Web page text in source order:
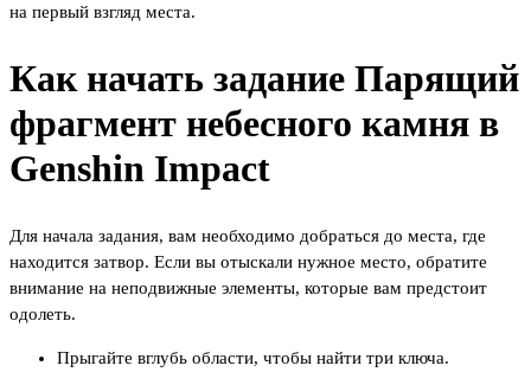
на первый взгляд места.
Как начать задание Парящий
фрагмент небесного камня в
Genshin Impact
Для начала задания, вам необходимо добраться до места, где
находится затвор. Если вы отыскали нужное место, обратите
внимание на неподвижные элементы, которые вам предстоит
одолеть.
Прыгайте вглубь области, чтобы найти три ключа.